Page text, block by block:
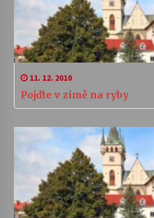
11. 12. 2010
Pojďte v zimě na ryby